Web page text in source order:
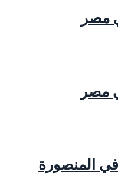
مصر
مصر
المنصورة